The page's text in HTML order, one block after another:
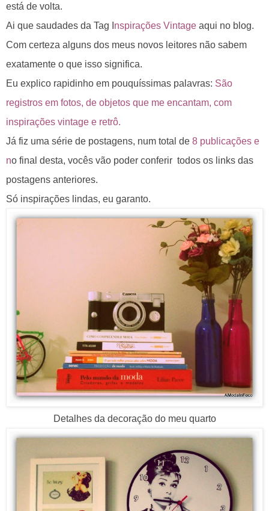
está de volta.
Ai que saudades da Tag I nspirações Vintage aqui no blog.
Com certeza alguns dos meus novos leitores não sabem
exatamente o que isso significa.
Eu explico rapidinho em pouquíssimas palavras: São
registros em fotos, de objetos que me encantam, com
inspirações vintage e retrô.
Já fiz uma série de postagens, num total de 8 publicações e
no final desta, vocês vão poder conferir todos os links das
postagens anteriores.
Só inspirações lindas, eu garanto.
Detalhes da decoração do meu quarto